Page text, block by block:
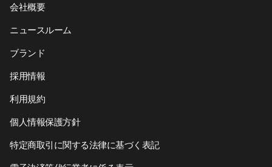
会社概要
ニュースルーム
ブランド
採用情報
利用規約
個人情報保護方針
特定商取引に関する法律に基づく表記